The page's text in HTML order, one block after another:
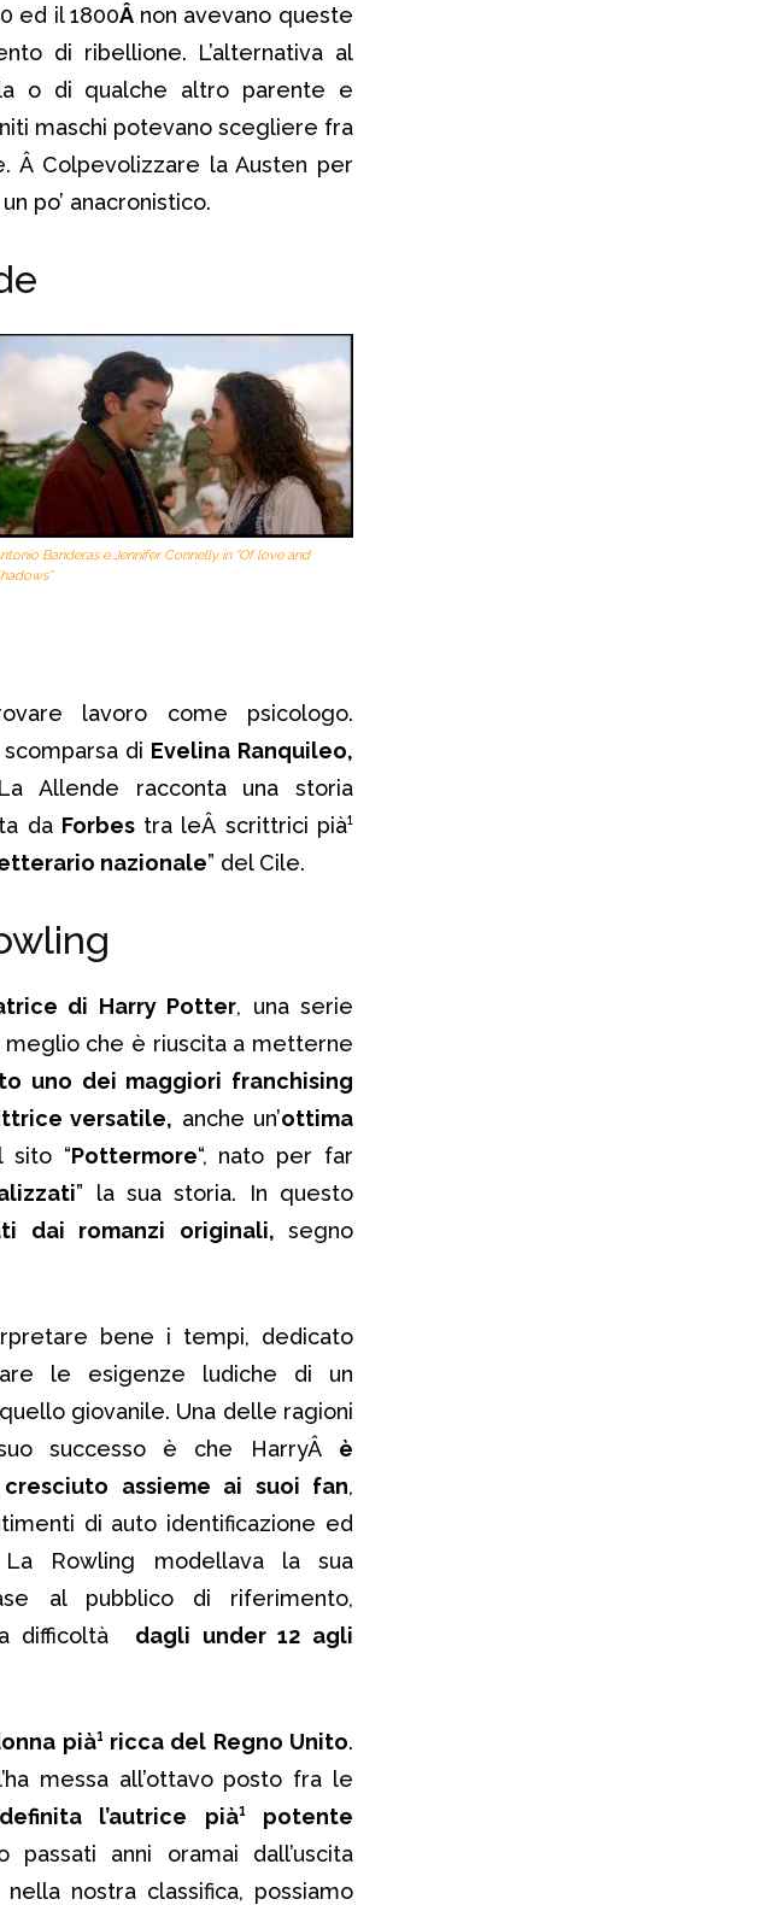
ed il 1800Â non avevano queste
di ribellione. L’alternativa al
o di qualche altro parente e
maschi potevano scegliere fra
Â Colpevolizzare la Austen per
po’ anacronistico.
Banderas e Jennifer Connelly in “Of love and
lavoro come psicologo.
di Evelina Ranquileo,
La Allende racconta una storia
da Forbes tra leÂ scrittrici pià¹
nazionale” del Cile.
di Harry Potter, una serie
meglio che è riuscita a metterne
uno dei maggiori franchising
versatile, anche un’ottima
sito “Pottermore“, nato per far
” la sua storia. In questo
dai romanzi originali,segno
bene i tempi, dedicato
le esigenze ludiche di un
giovanile. Una delle ragioni
successo è che HarryÂ è
assieme ai suoi fan,
di auto identificazione ed
La Rowling modellava la sua
al pubblico di riferimento,
difficoltà dagli under 12 agli
pià¹ ricca del Regno Unito.
messa all’ottavo posto fra le
l’autrice pià¹ potente
anni oramai dall’uscita
nostra classifica, possiamo